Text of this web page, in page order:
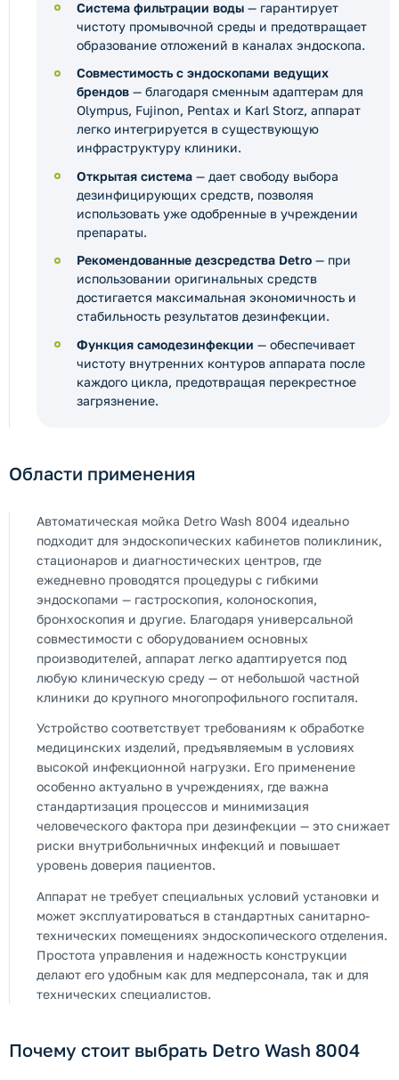
Система фильтрации воды — гарантирует
чистоту промывочной среды и предотвращает
образование отложений в каналах эндоскопа.
Совместимость с эндоскопами ведущих
брендов — благодаря сменным адаптерам для
Olympus, Fujinon, Pentax и Karl Storz, аппарат
легко интегрируется в существующую
инфраструктуру клиники.
Открытая система — дает свободу выбора
дезинфицирующих средств, позволяя
использовать уже одобренные в учреждении
препараты.
Рекомендованные дезсредства Detro — при
использовании оригинальных средств
достигается максимальная экономичность и
стабильность результатов дезинфекции.
Функция самодезинфекции — обеспечивает
чистоту внутренних контуров аппарата после
каждого цикла, предотвращая перекрестное
загрязнение.
Области применения
Автоматическая мойка Detro Wash 8004 идеально
подходит для эндоскопических кабинетов поликлиник,
стационаров и диагностических центров, где
ежедневно проводятся процедуры с гибкими
эндоскопами — гастроскопия, колоноскопия,
бронхоскопия и другие. Благодаря универсальной
совместимости с оборудованием основных
производителей, аппарат легко адаптируется под
любую клиническую среду — от небольшой частной
клиники до крупного многопрофильного госпиталя.
Устройство соответствует требованиям к обработке
медицинских изделий, предъявляемым в условиях
высокой инфекционной нагрузки. Его применение
особенно актуально в учреждениях, где важна
стандартизация процессов и минимизация
человеческого фактора при дезинфекции — это снижает
риски внутрибольничных инфекций и повышает
уровень доверия пациентов.
Аппарат не требует специальных условий установки и
может эксплуатироваться в стандартных санитарно-
технических помещениях эндоскопического отделения.
Простота управления и надежность конструкции
делают его удобным как для медперсонала, так и для
технических специалистов.
Почему стоит выбрать Detro Wash 8004